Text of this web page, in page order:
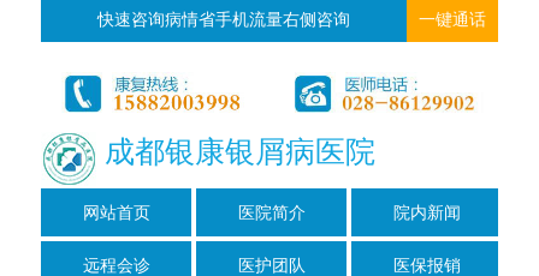
快速咨询病情省手机流量右侧咨询 一键通话
成都银康银屑病医院
网站首页 医院简介 院内新闻
远程会诊 医护团队 医保报销